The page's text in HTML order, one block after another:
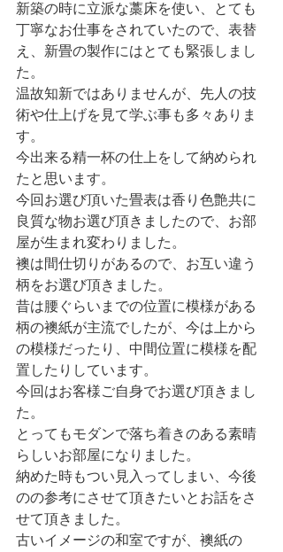
新築の時に立派な藁床を使い、とても
丁寧なお仕事をされていたので、表替
え、新畳の製作にはとても緊張しまし
た。
温故知新ではありませんが、先人の技
術や仕上げを見て学ぶ事も多々ありま
す。
今出来る精一杯の仕上をして納められ
たと思います。
今回お選び頂いた畳表は香り色艶共に
良質な物お選び頂きましたので、お部
屋が生まれ変わりました。
襖は間仕切りがあるので、お互い違う
柄をお選び頂きました。
昔は腰ぐらいまでの位置に模様がある
柄の襖紙が主流でしたが、今は上から
の模様だったり、中間位置に模様を配
置したりしています。
今回はお客様ご自身でお選び頂きまし
た。
とってもモダンで落ち着きのある素晴
らしいお部屋になりました。
納めた時もつい見入ってしまい、今後
のの参考にさせて頂きたいとお話をさ
せて頂きました。
古いイメージの和室ですが、襖紙の